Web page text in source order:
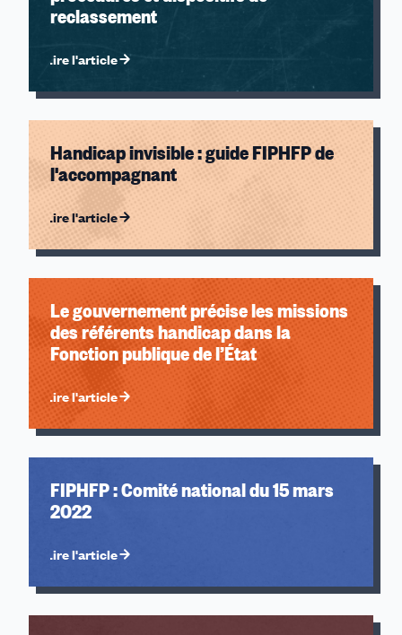
reclassement
Lire l'article
Handicap invisible : guide FIPHFP de
l'accompagnant
Lire l'article
Le gouvernement précise les missions
des référents handicap dans la
Fonction publique de l’État
Lire l'article
FIPHFP : Comité national du 15 mars
2022
Lire l'article